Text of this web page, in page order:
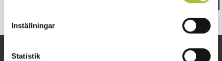
Inställningar
Statistik